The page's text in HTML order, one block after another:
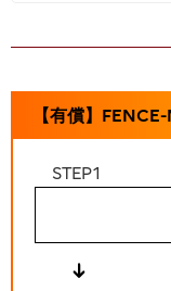
【有償】
STEP1